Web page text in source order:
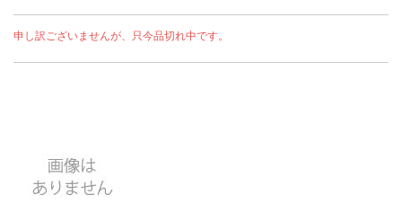
申し訳ございませんが、只今品切れ中です。